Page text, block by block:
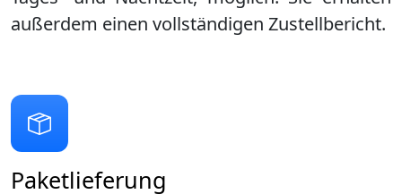
Paketlieferung
außerdem einen vollständigen Zustellbericht.